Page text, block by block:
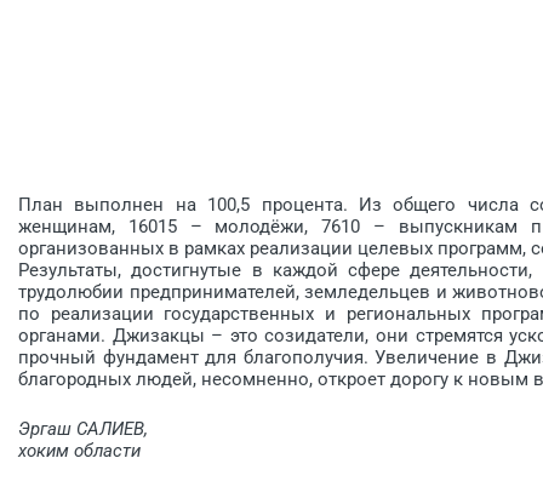
План выполнен на 100,5 процента. Из общего числа
женщинам, 16015 – молодёжи, 7610 – выпускникам
организованных в рамках реализации целевых программ,
Результаты, достигнутые в каждой сфере
трудолюбии предпринимателей, земледельцев и
по реализации государственных и региональных
органами. Джизакцы – это созидатели, они стремятся
проч­ный фундамент для благополучия. Увеличение в
благородных людей, несомненно, откроет дорогу к новым
Эргаш САЛИЕВ,
хоким области